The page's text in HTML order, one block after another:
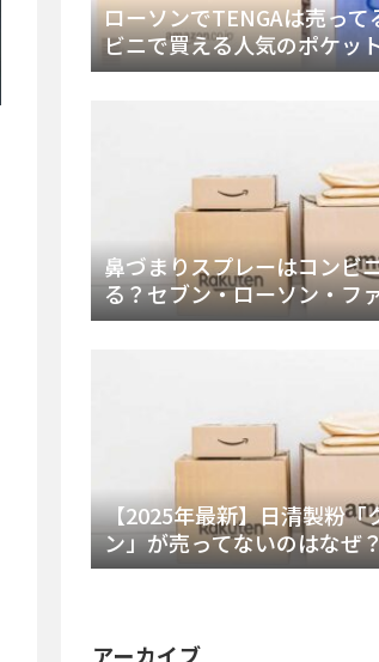
ローソンでTENGAは売って
ビニで買える人気のポケッ
とエッグの取り扱い店舗と
鼻づまりスプレーはコンビ
る？セブン・ローソン・フ
販売時間と主要製品を徹底
【2025年最新】日清製粉「
ン」が売ってないのはなぜ
真相とレアチーズケーキ代
アーカイブ